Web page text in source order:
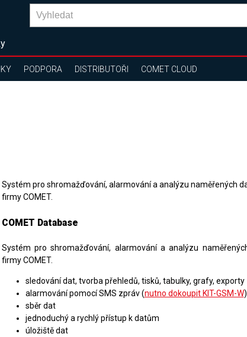
PODPORA DISTRIBUTOŘI COMET CLOUD
Systém pro shromažďování, alarmování a analýzu naměřených
firmy COMET.
COMET Database
Systém pro shromažďování, alarmování a analýzu
firmy COMET.
sledování dat, tvorba přehledů, tisků, tabulky, grafy, exporty
alarmování pomocí SMS zpráv (nutno dokoupit KIT-GSM-W
sběr dat
jednoduchý a rychlý přístup k datům
úložiště dat